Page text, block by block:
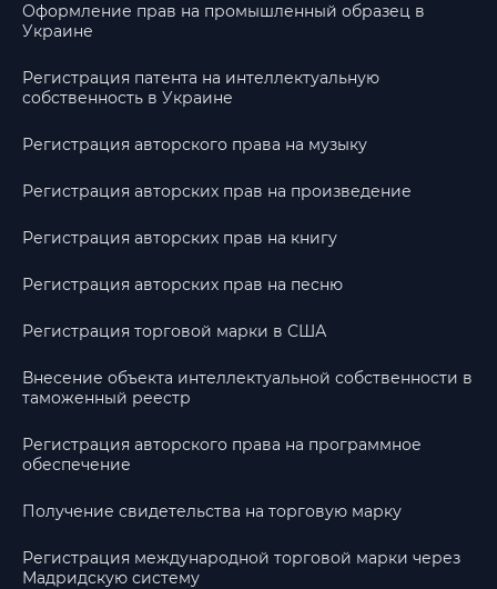
Оформление прав на промышленный образец в
Украине
Регистрация патента на интеллектуальную
собственность в Украине
Регистрация авторского права на музыку
Регистрация авторских прав на произведение
Регистрация авторских прав на книгу
Регистрация авторских прав на песню
Регистрация торговой марки в США
Внесение объекта интеллектуальной собственности в
таможенный реестр
Регистрация авторского права на программное
обеспечение
Получение свидетельства на торговую марку
Регистрация международной торговой марки через
Мадридскую систему